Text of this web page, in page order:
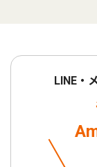
LINE・